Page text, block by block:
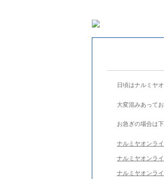
日頃はナルミヤ
大変混みあって
お急ぎの場合は
ナルミヤオンラ
ナルミヤオンラ
ナルミヤオンラ